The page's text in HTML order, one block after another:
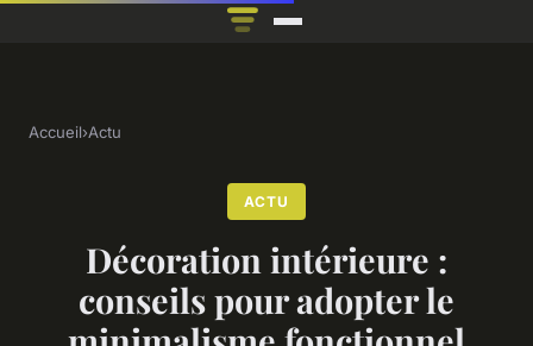
Accueil›Actu
ACTU
Décoration intérieure :
conseils pour adopter le